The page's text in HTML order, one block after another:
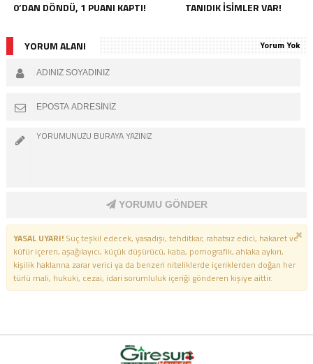
0’DAN DÖNDÜ, 1 PUANI KAPTI!
TANIDIK İSIMLER VAR!
YORUM ALANI Yorum Yok
YORUMU GÖNDER
YASAL UYARI!Suç teşkil edecek, yasadışı, tehditkar, rahatsız edici, hakaret ve
küfür içeren, aşağılayıcı, küçük düşürücü, kaba, pornografik, ahlaka aykırı,
kişilik haklarına zarar verici ya da benzeri niteliklerde içeriklerden doğan her
türlü mali, hukuki, cezai, idari sorumluluk içeriği gönderen kişiye aittir.